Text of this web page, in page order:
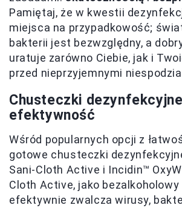
Pamiętaj, że w kwestii
miejsca na przypadkowość;
bakterii jest bezwzględny, a
uratuje zarówno Ciebie, jak i
przed nieprzyjemnymi
Chusteczki
efektywność
Wśród popularnych opcji z
gotowe chusteczki
Sani-Cloth Active i Incidin™
Cloth Active, jako
efektywnie zwalcza wirusy,